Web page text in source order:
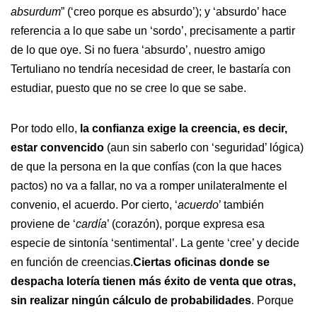
absurdum” (‘creo porque es absurdo’); y ‘absurdo’ hace
referencia a lo que sabe un ‘sordo’, precisamente a partir
de lo que oye. Si no fuera ‘absurdo’, nuestro amigo
Tertuliano no tendría necesidad de creer, le bastaría con
estudiar, puesto que no se cree lo que se sabe.
Por todo ello, la confianza exige la creencia, es decir,
estar convencido (aun sin saberlo con ‘seguridad’ lógica)
de que la persona en la que confías (con la que haces
pactos) no va a fallar, no va a romper unilateralmente el
convenio, el acuerdo. Por cierto, ‘acuerdo’ también
proviene de ‘cardía’ (corazón), porque expresa esa
especie de sintonía ‘sentimental’. La gente ‘cree’ y decide
en función de creencias.Ciertas oficinas donde se
despacha lotería tienen más éxito de venta que otras,
sin realizar ningún cálculo de probabilidades. Porque